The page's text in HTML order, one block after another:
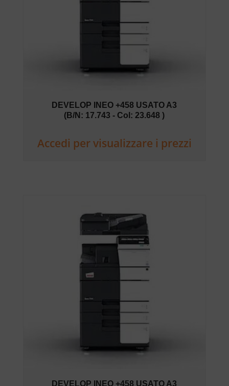
DEVELOP INEO +458 USATO A3
(B/N: 17.743 - Col: 23.648 )
Accedi per visualizzare i prezzi
DEVELOP INEO +458 USATO A3